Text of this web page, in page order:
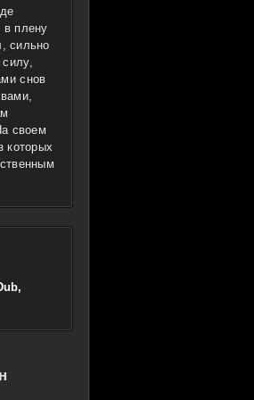
в плену
сильно
снов
своем
которых